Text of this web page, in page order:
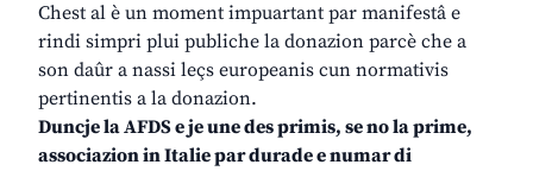
Chest al è un moment impuartant par manifestâ e
rindi simpri plui publiche la donazion parcè che a
son daûr a nassi leçs europeanis cun normativis
pertinentis a la donazion.
Duncje la AFDS e je une des primis, se no la prime,
associazion in Italie par durade e numar di